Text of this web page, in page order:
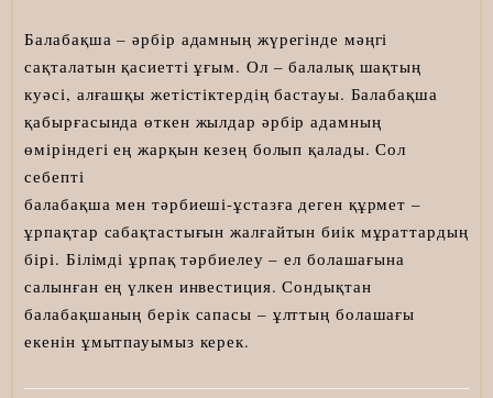
Балабақша – әрбір адамның жүрегінде мәңгі
сақталатын қасиетті ұғым. Ол – балалық шақтың
куәсі, алғашқы жетістіктердің бастауы. Балабақша
қабырғасында өткен жылдар әрбір адамның
өміріндегі ең жарқын кезең болып қалады. Сол
себепті
балабақша мен тәрбиеші-ұстазға деген құрмет –
ұрпақтар сабақтастығын жалғайтын биік мұраттардың
бірі. Білімді ұрпақ тәрбиелеу – ел болашағына
салынған ең үлкен инвестиция. Сондықтан
балабақшаның берік сапасы – ұлттың болашағы
екенін ұмытпауымыз керек.